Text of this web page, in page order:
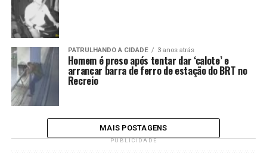
PATRULHANDO A CIDADE 3 anos atrás
Homem é preso após tentar dar ‘calote’ e
arrancar barra de ferro de estação do BRT no
Recreio
MAIS POSTAGENS
PUBLICIDADE